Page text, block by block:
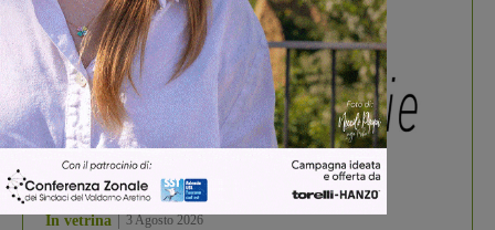
In vetrina 3 Agosto 2026